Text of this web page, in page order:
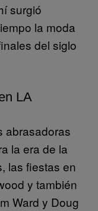
surgió
la moda
del siglo
LA
abrasadoras
la era de la
las fiestas en
y también
Ward y Doug